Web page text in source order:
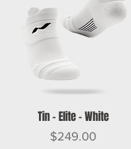
Tin - Elite - White
Precio
$249.00